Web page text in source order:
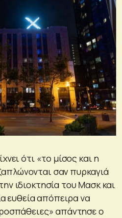
ότι «το μίσος και η
σαν πυρκαγιά
ιδιοκτησία του Μασκ και
ευθεία απόπειρα να
απάντησε ο